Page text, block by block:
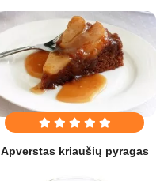
Apverstas kriaušių pyragas